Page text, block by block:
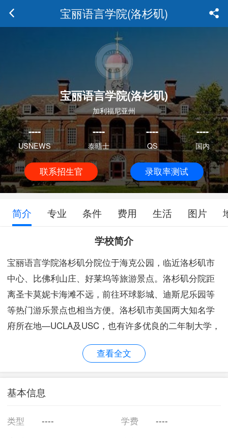
宝丽语言学院(洛杉矶)
宝丽语言学院(洛杉矶)
加利福尼亚州
----
USNEWS
----
泰晤士
----
QS
----
国内
联系招生官 录取率测试
简介 专业 条件 费用 生活 图片
学校简介
宝丽语言学院洛杉矶分院位于海克公园，临近洛杉矶市
中心、比佛利山庄、好莱坞等旅游景点。洛杉矶分院距
离圣卡莫妮卡海滩不远，前往环球影城、迪斯尼乐园等
等热门游乐景点也相当方便。洛杉矶市美国两大知名学
府所在地—UCLA及USC，也有许多优良的二年制大学，
如圣莫尼卡大学，洛杉矶社区学院，皮尔斯学院等等，
让洛杉矶成为国际学生最理想的就读地区。学院主要教
验，六级ESL课程，提供日、午、夜间部及周末课程，
续简单，专业转换学生身份成功率高。ETS指定许可的
查看全文
基本信息
类型 ---- 学费
----